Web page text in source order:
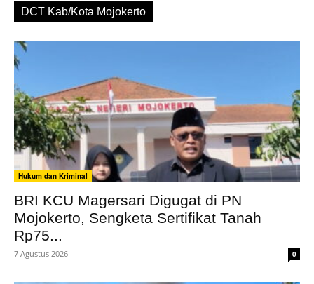
DCT Kab/Kota Mojokerto
Hukum dan Kriminal
BRI KCU Magersari Digugat di PN
Mojokerto, Sengketa Sertifikat Tanah
Rp75...
7 Agustus 2026 0